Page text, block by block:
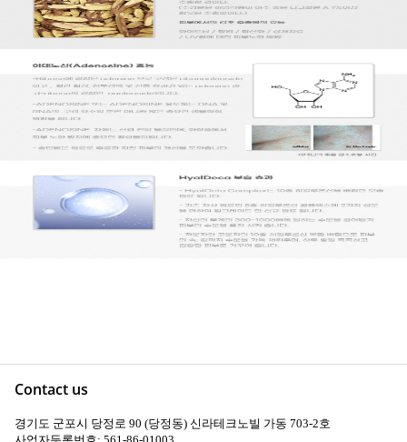
Contact us
경기도 군포시 당정로 90 (당정동) 신라테크노빌 가동 703-2호